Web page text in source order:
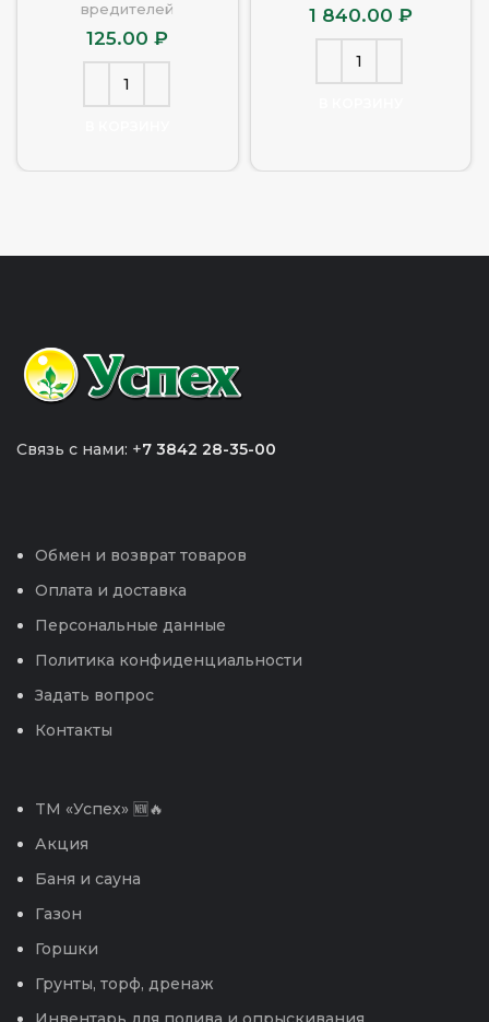
вредителей
125.00₽
1 840.00 ₽
Связь с нами: +7 3842 28-35-00
Обмен и возврат товаров
Оплата и доставка
Персональные данные
Политика конфиденциальности
Задать вопрос
Контакты
TM «Успех» 🆕🔥
Акция
Баня и сауна
Газон
Горшки
Грунты, торф, дренаж